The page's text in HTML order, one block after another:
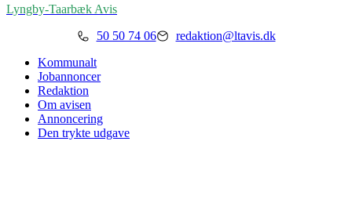
Lyngby-TaarbækAvis
50 50 74 06
redaktion@ltavis.dk
Kommunalt
Jobannoncer
Redaktion
Om avisen
Annoncering
Den trykte udgave